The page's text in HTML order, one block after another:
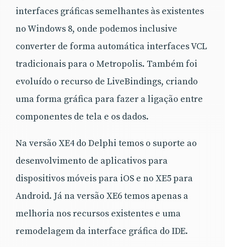
interfaces gráficas semelhantes às existentes
no Windows 8, onde podemos inclusive
converter de forma automática interfaces VCL
tradicionais para o Metropolis. Também foi
evoluído o recurso de LiveBindings, criando
uma forma gráfica para fazer a ligação entre
componentes de tela e os dados.
Na versão XE4 do Delphi temos o suporte ao
desenvolvimento de aplicativos para
dispositivos móveis para iOS e no XE5 para
Android. Já na versão XE6 temos apenas a
melhoria nos recursos existentes e uma
remodelagem da interface gráfica do IDE.